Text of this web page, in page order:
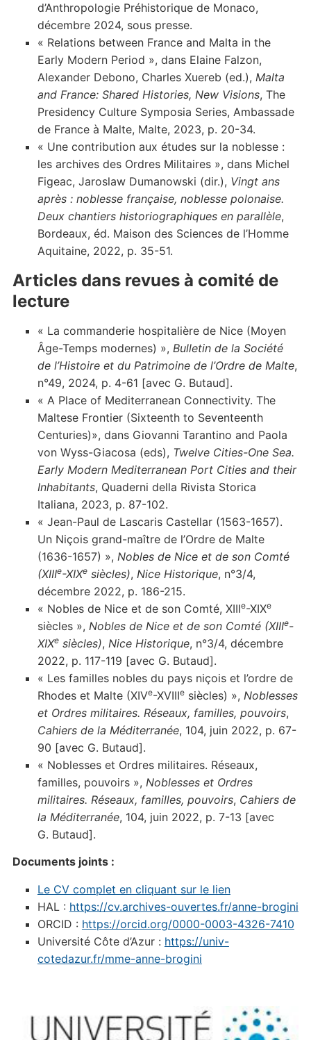
d’Anthropologie Préhistorique de Monaco,
décembre 2024, sous presse.
« Relations between France and Malta in the
Early Modern Period », dans Elaine Falzon,
Alexander Debono, Charles Xuereb (ed.), Malta
and France: Shared Histories, New Visions, The
Presidency Culture Symposia Series, Ambassade
de France à Malte, Malte, 2023, p. 20-34.
« Une contribution aux études sur la noblesse :
les archives des Ordres Militaires », dans Michel
Figeac, Jaroslaw Dumanowski (dir.), Vingt ans
après : noblesse française, noblesse polonaise.
Deux chantiers historiographiques en parallèle,
Bordeaux, éd. Maison des Sciences de l’Homme
Aquitaine, 2022, p. 35-51.
Articles dans revues à comité de
lecture
« La commanderie hospitalière de Nice (Moyen
Âge-Temps modernes) », Bulletin de la Société
de l’Histoire et du Patrimoine de l’Ordre de Malte,
n°49, 2024, p. 4-61 [avec G. Butaud].
« A Place of Mediterranean Connectivity. The
Maltese Frontier (Sixteenth to Seventeenth
Centuries)», dans Giovanni Tarantino and Paola
von Wyss-Giacosa (eds), Twelve Cities-One Sea.
Early Modern Mediterranean Port Cities and their
Inhabitants, Quaderni della Rivista Storica
Italiana, 2023, p. 87-102.
« Jean-Paul de Lascaris Castellar (1563-1657).
Un Niçois grand-maître de l’Ordre de Malte
(1636-1657) », Nobles de Nice et de son Comté
(XIIIe-XIXesiècles), Nice Historique, n°3/4,
décembre 2022, p. 186-215.
« Nobles de Nice et de son Comté, XIIIe-XIXe
siècles », Nobles de Nice et de son Comté (XIIIe-
XIXesiècles), Nice Historique, n°3/4, décembre
2022, p. 117-119 [avec G. Butaud].
« Les familles nobles du pays niçois et l’ordre de
Rhodes et Malte (XIVe-XVIIIesiècles) », Noblesses
et Ordres militaires. Réseaux, familles, pouvoirs,
Cahiers de la Méditerranée, 104, juin 2022, p. 67-
90 [avec G. Butaud].
« Noblesses et Ordres militaires. Réseaux,
familles, pouvoirs », Noblesses et Ordres
militaires. Réseaux, familles, pouvoirs, Cahiers de
la Méditerranée, 104, juin 2022, p. 7-13 [avec
G. Butaud].
Documents joints :
Le CV complet en cliquant sur le lien
HAL : https://cv.archives-ouvertes.fr/anne-brogini
ORCID : https://orcid.org/0000-0003-4326-7410
Université Côte d’Azur : https://univ-
cotedazur.fr/mme-anne-brogini